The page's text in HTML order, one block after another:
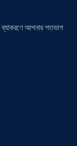
ব্যাকরণে আপনার শতভাগ